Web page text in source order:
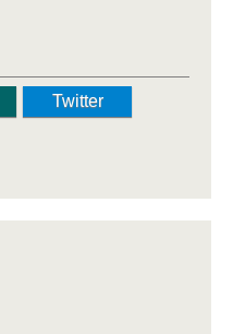
Twitter